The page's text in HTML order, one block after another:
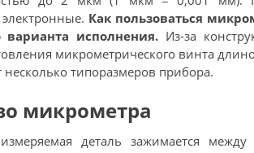
Как пользоваться
варианта исполнения. Из-за
микрометрического винта
типоразмеров прибора.
микрометра
деталь зажимается